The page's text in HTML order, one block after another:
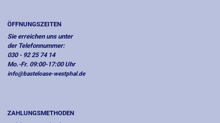
ÖFFNUNGSZEITEN
Sie erreichen uns unter
der Telefonnummer:
030 - 92 25 74 14
Mo.-Fr. 09:00-17:00 Uhr
info@basteloase-westphal.de
ZAHLUNGSMETHODEN